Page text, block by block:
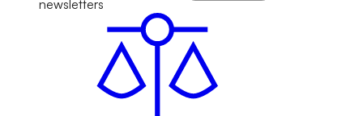
newsletters